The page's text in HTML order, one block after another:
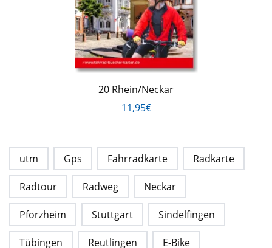
20 Rhein/Neckar
11,95€
utm Gps Fahrradkarte Radkarte
Radtour Radweg Neckar
Pforzheim Stuttgart Sindelfingen
Tübingen Reutlingen E-Bike